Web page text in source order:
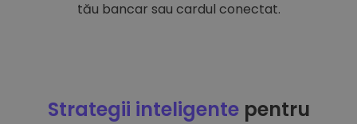
tău bancar sau cardul conectat.
Strategii inteligentepentru